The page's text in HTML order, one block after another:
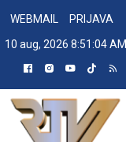
WEBMAIL
PRIJAVA
10 aug, 2026 8:51:05 AM